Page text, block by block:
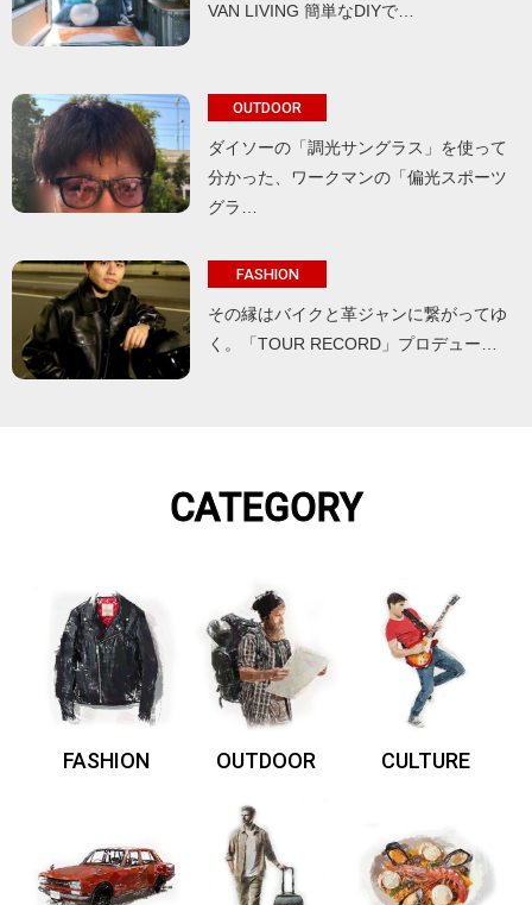
VAN LIVING 簡単なDIYで…
OUTDOOR
ダイソーの「調光サングラス」を使って
分かった、ワークマンの「偏光スポーツ
グラ…
FASHION
その縁はバイクと革ジャンに繋がってゆ
く。「TOUR RECORD」プロデュー…
CATEGORY
FASHION OUTDOOR CULTURE